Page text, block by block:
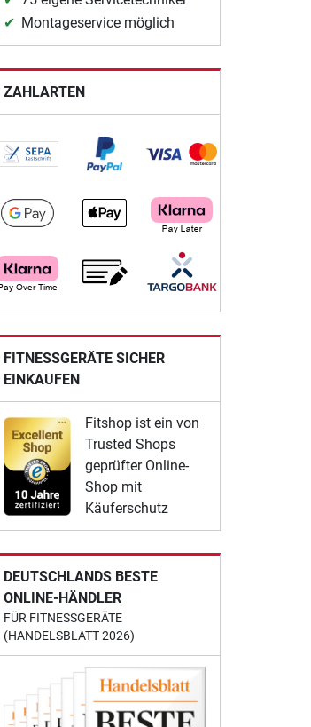
Montageservice möglich
ZAHLARTEN
FITNESSGERÄTE SICHER
EINKAUFEN
Fitshop ist ein von
Trusted Shops
geprüfter Online-
Shop mit
Käuferschutz
DEUTSCHLANDS BESTE
ONLINE-HÄNDLER
FÜR FITNESSGERÄTE
(HANDELSBLATT 2026)